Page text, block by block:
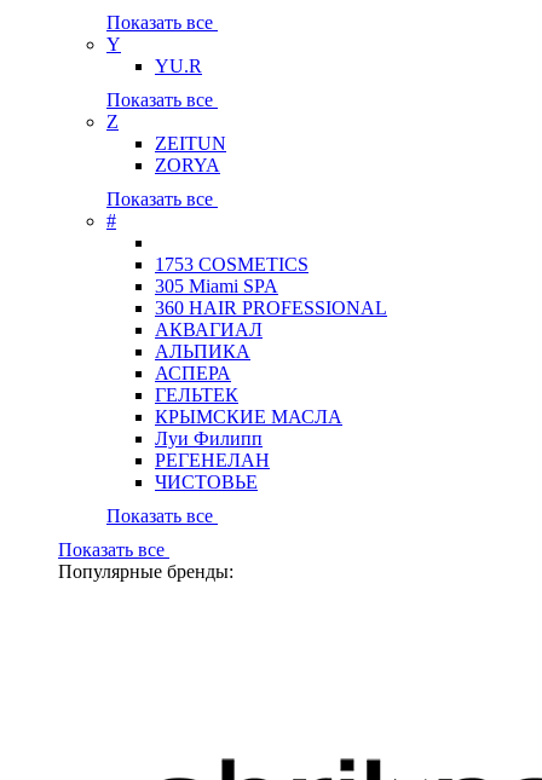
Показать все
Y
YU.R
Показать все
Z
ZEITUN
ZORYA
Показать все
#
1753 COSMETICS
305 Miami SPA
360 HAIR PROFESSIONAL
АКВАГИАЛ
АЛЬПИКА
АСПЕРА
ГЕЛЬТЕК
КРЫМСКИЕ МАСЛА
Луи Филипп
РЕГЕНЕЛАН
ЧИСТОВЬЕ
Показать все
Показать все
Популярные бренды: